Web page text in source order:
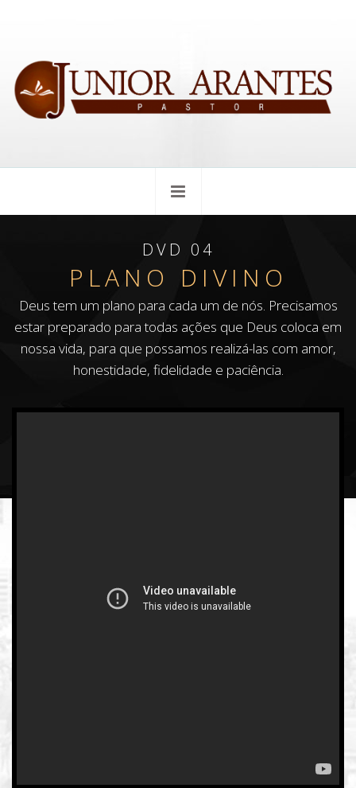
DVD 04
PLANO DIVINO
Deus tem um plano para cada um de nós. Precisamos
estar preparado para todas ações que Deus coloca em
nossa vida, para que possamos realizá-las com amor,
honestidade, fidelidade e paciência.